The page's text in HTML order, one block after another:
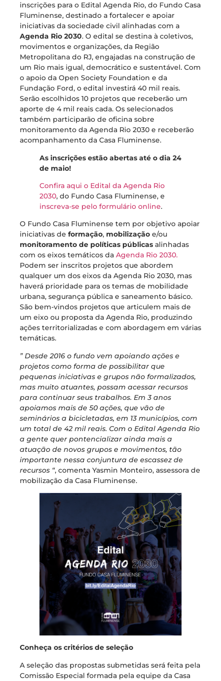
inscrições para o Edital Agenda Rio, do Fundo Casa
Fluminense, destinado a fortalecer e apoiar
iniciativas da sociedade civil alinhadas com a
Agenda Rio 2030. O edital se destina à coletivos,
movimentos e organizações, da Região
Metropolitana do RJ, engajadas na construção de
um Rio mais igual, democrático e sustentável. Com
o apoio da Open Society Foundation e da
Fundação Ford, o edital investirá 40 mil reais.
Serão escolhidos 10 projetos que receberão um
aporte de 4 mil reais cada. Os selecionados
também participarão de oficina sobre
monitoramento da Agenda Rio 2030 e receberão
acompanhamento da Casa Fluminense.
As inscrições estão abertas até o dia 24
de maio!
Confira aqui o Edital da Agenda Rio
2030, do Fundo Casa Fluminense, e
inscreva-se pelo formulário online.
O Fundo Casa Fluminense tem por objetivo apoiar
iniciativas de formação, mobilização e/ou
monitoramento de políticas públicas alinhadas
com os eixos temáticos da Agenda Rio 2030.
Podem ser inscritos projetos que abordem
qualquer um dos eixos da Agenda Rio 2030, mas
haverá prioridade para os temas de mobilidade
urbana, segurança pública e saneamento básico.
São bem-vindos projetos que articulem mais de
um eixo ou proposta da Agenda Rio, produzindo
ações territorializadas e com abordagem em várias
temáticas.
” Desde 2016 o fundo vem apoiando ações e
projetos como forma de possibilitar que
pequenas iniciativas e grupos não formalizados,
mas muito atuantes, possam acessar recursos
para continuar seus trabalhos. Em 3 anos
apoiamos mais de 50 ações, que vão de
seminários a bicicletadas, em 13 municípios, com
um total de 42 mil reais. Com o Edital Agenda Rio
a gente quer pontencializar ainda mais a
atuação de novos grupos e movimentos, tão
importante nessa conjuntura de escassez de
recursos “, comenta Yasmin Monteiro, assessora de
mobilização da Casa Fluminense.
Conheça os critérios de seleção
A seleção das propostas submetidas será feita pela
Comissão Especial formada pela equipe da Casa